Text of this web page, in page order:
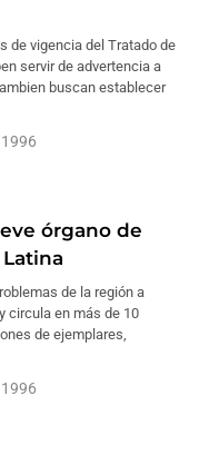
de vigencia del Tratado de
servir de advertencia a
buscan establecer
órgano de
de la región a
circula en más de 10
de ejemplares,